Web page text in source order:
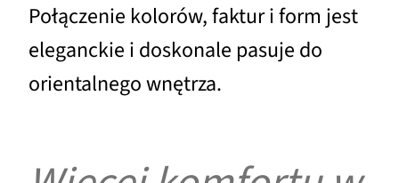
Połączenie kolorów, faktur i form jest
eleganckie i doskonale pasuje do
orientalnego wnętrza.